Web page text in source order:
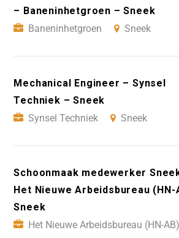
– Baneninhetgroen – Sneek
Baneninhetgroen
Sneek
Mechanical Engineer – Synsel
Techniek – Sneek
Synsel Techniek
Sneek
Schoonmaak medewerker
Het Nieuwe Arbeidsbureau (HN-
Sneek
Het Nieuwe Arbeidsbureau (HN-AB)